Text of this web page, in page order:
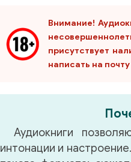
Внимание!
присутствует
написать на
Аудиокниги
интонации и